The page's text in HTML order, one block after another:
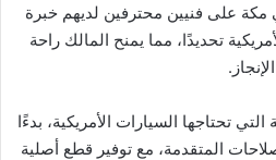
على فنيين محترفين لديهم خبرة
تحديدًا، مما يمنح المالك راحة
تحتاجها السيارات الأمريكية، بدءًا
المتقدمة، مع توفير قطع أصلية